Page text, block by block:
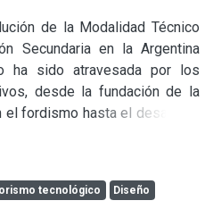
de la Modalidad Técnico
Secundaria en la Argentina
ha sido atravesada por los
desde la fundación de la
fordismo hasta el desarrollo
hitos normativos a lo
y de los principios de
educativo actual y las
tecnológico Diseño